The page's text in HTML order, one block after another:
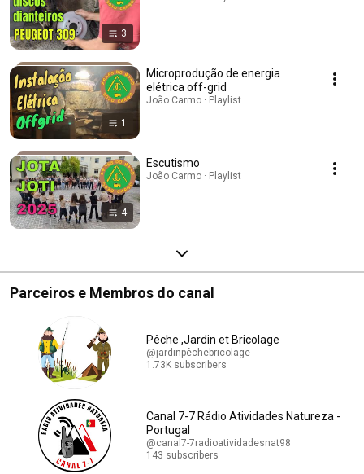
3
1
Microprodução de energia
elétrica off-grid
João Carmo · Playlist
4
Escutismo
João Carmo · Playlist
Parceiros e Membros do canal
Pêche ,Jardin et Bricolage
@jardinpêchebricolage
1.73K subscribers
Canal 7-7 Rádio Atividades Natureza -
Portugal
@canal7-7radioatividadesnat98
143 subscribers